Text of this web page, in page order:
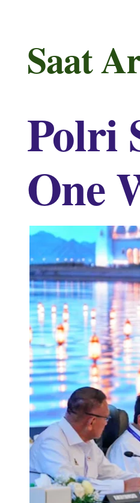
Saat
Polri
One